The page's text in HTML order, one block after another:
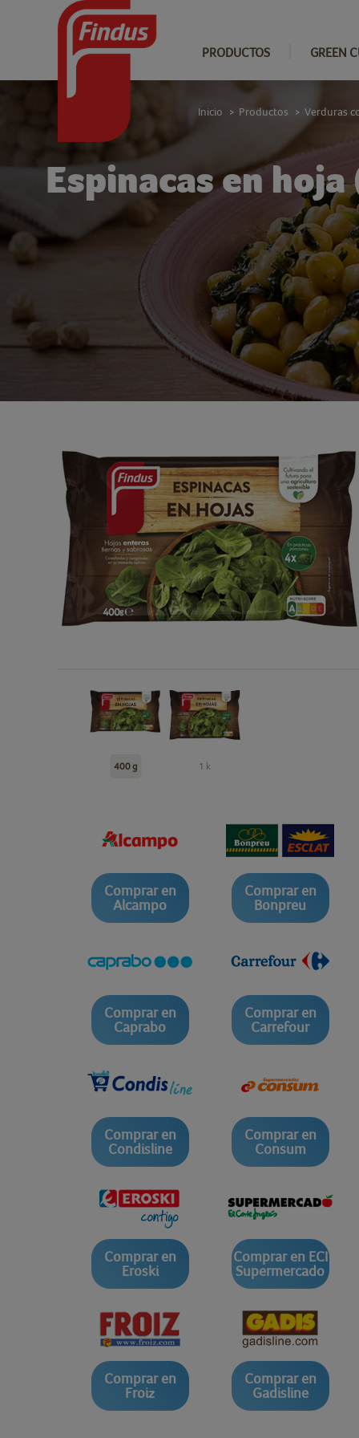
PRODUCTOS GREEN
Espinacas en
Inicio > Productos > Verduras
400 g 1 k
Comprar en
Alcampo
Comprar en
Bonpreu
Comprar en
Caprabo
Comprar en
Carrefour
Comprar en
Condisline
Comprar en
Consum
Comprar en
Eroski
Comprar en ECI
Supermercado
Comprar en
Froiz
Comprar en
Gadisline